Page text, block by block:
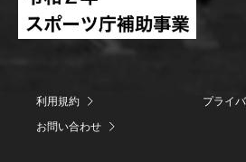
利用規約
プライ
お問い合わせ